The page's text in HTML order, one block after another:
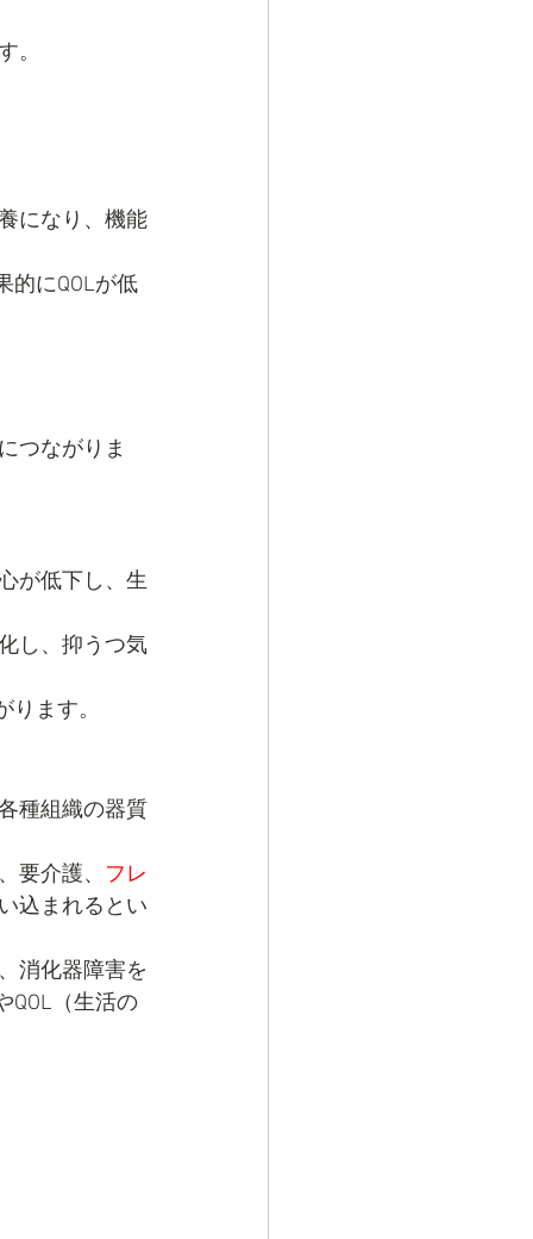
。
になり、機能
的にQOLが低
つながりま
が低下し、生
し、抑うつ気
ます。
種組織の器質
要介護、 フレ
込まれるとい
消化器障害を
QOL（生活の